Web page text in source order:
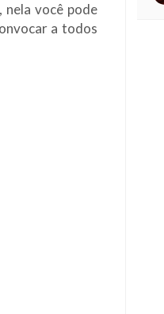
nela você pode
a todos